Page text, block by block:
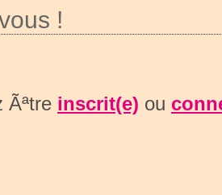
!
Ãªtre inscrit(e) ou